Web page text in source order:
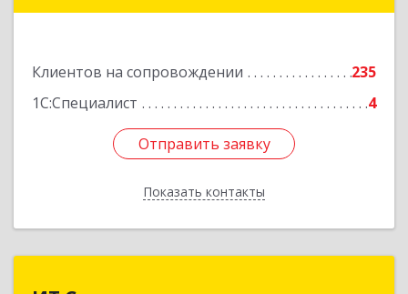
Клиентов на сопровождении
235
1С:Специалист
4
Отправить заявку
Показать контакты
Отправить заявку
Назад